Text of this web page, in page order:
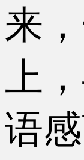
来
上
语